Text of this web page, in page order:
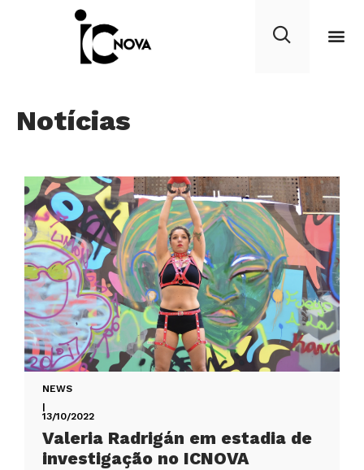
Notícias
NEWS
|
13/10/2022
Valeria Radrigán em estadia de
investigação no ICNOVA